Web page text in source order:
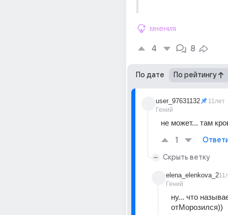
мнения
4 8
По дате По рейтингу
user_97631132
Гений
11лет
не может... там
1
Скрыть ветку
elena_elenkova_2
Гений
ну... что
отМорозился))